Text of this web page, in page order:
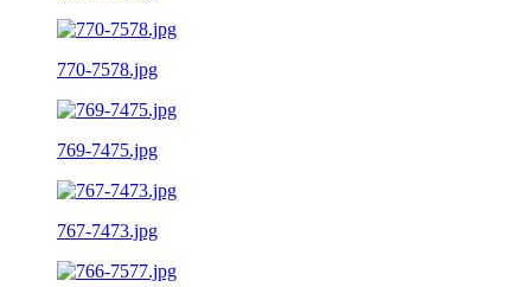
770-7578.jpg
769-7475.jpg
767-7473.jpg